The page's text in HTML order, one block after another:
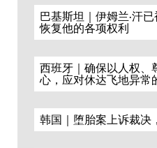
巴基斯坦｜伊姆兰·汗
恢复他的各项权利
西班牙｜确保以人权、
心，应对休达飞地异常
韩国｜堕胎案上诉裁决